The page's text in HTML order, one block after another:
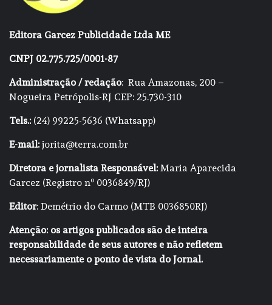
Editora Garcez Publicidade Ltda ME
CNPJ 02.775.725/0001-87
Administração / redação: Rua Amazonas, 200 –
Nogueira Petrópolis-RJ CEP: 25.730-310
Tels.:(24) 99225-5636 (Whatsapp)
E-mail:jorita@terra.com.br
Diretora e jornalista Responsável:Maria Aparecida
Garcez (Registro nº 0036849/RJ)
Editor: Demétrio do Carmo (MTB 0036850RJ)
Atenção: os artigos publicados são de inteira
responsabilidade de seus autores e não refletem
necessariamente o ponto de vista do Jornal.